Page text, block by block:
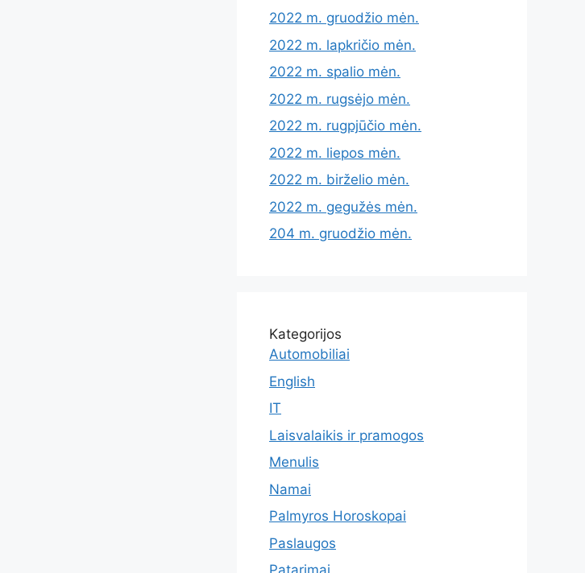
2022 m. gruodžio mėn.
2022 m. lapkričio mėn.
2022 m. spalio mėn.
2022 m. rugsėjo mėn.
2022 m. rugpjūčio mėn.
2022 m. liepos mėn.
2022 m. birželio mėn.
2022 m. gegužės mėn.
204 m. gruodžio mėn.
Kategorijos
Automobiliai
English
IT
Laisvalaikis ir pramogos
Menulis
Namai
Palmyros Horoskopai
Paslaugos